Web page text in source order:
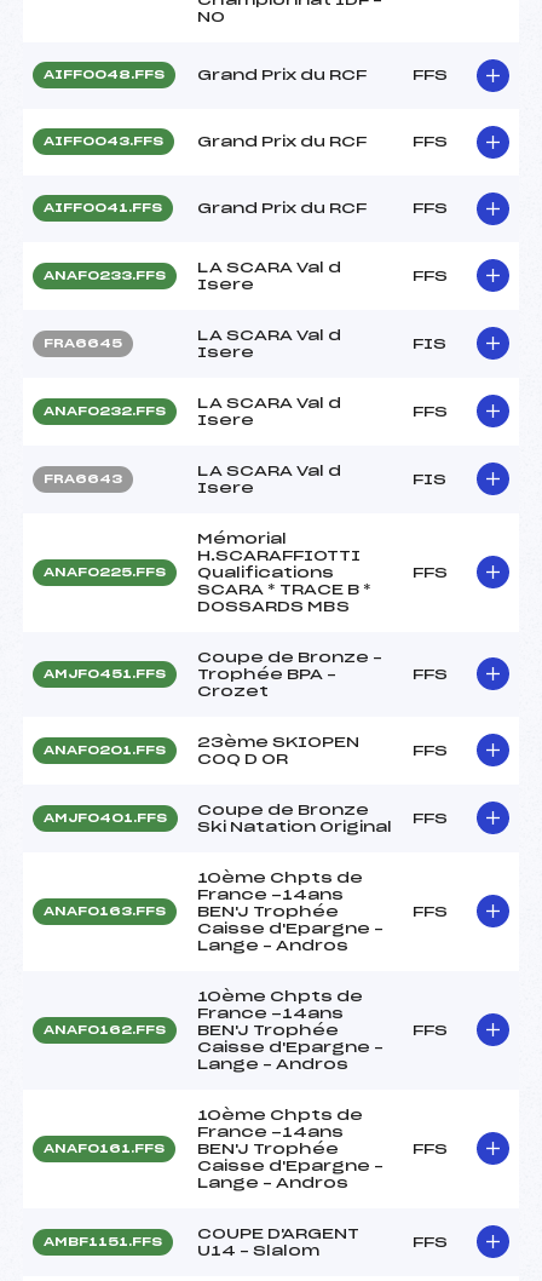
NO
AIFF0048.FFS Grand Prix du RCF FFS
AIFF0043.FFS Grand Prix du RCF FFS
AIFF0041.FFS Grand Prix du RCF FFS
ANAF0233.FFS
LA SCARA Val d
Isere
FFS
FRA6645
LA SCARA Val d
Isere
FIS
ANAF0232.FFS
LA SCARA Val d
Isere
FFS
FRA6643
LA SCARA Val d
Isere
FIS
ANAF0225.FFS
Mémorial
H.SCARAFFIOTTI
Qualifications
SCARA * TRACE B *
DOSSARDS MBS
FFS
AMJF0451.FFS
Coupe de Bronze –
Trophée BPA –
Crozet
FFS
ANAF0201.FFS
23ème SKIOPEN
COQ D OR
FFS
AMJF0401.FFS
Coupe de Bronze
Ski Natation Original
FFS
ANAF0163.FFS
10ème Chpts de
France -14ans
BEN'J Trophée
Caisse d'Epargne –
Lange – Andros
FFS
ANAF0162.FFS
10ème Chpts de
France -14ans
BEN'J Trophée
Caisse d'Epargne –
Lange – Andros
FFS
ANAF0161.FFS
10ème Chpts de
France -14ans
BEN'J Trophée
Caisse d'Epargne –
Lange – Andros
FFS
AMBF1151.FFS
COUPE D'ARGENT
U14 – Slalom
FFS